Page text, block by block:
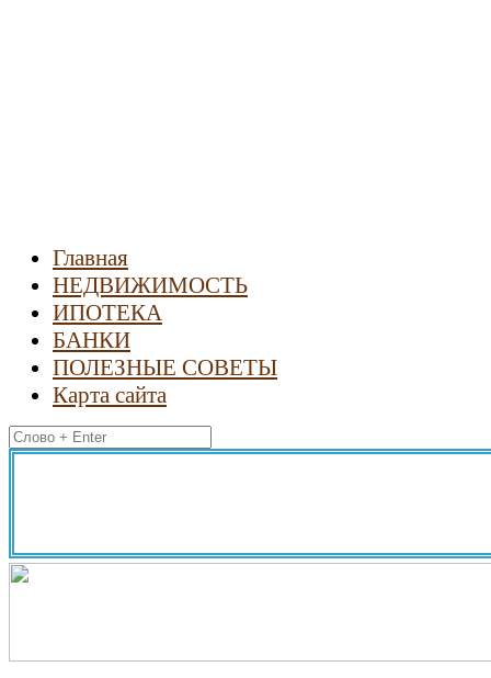
Главная
НЕДВИЖИМОСТЬ
ИПОТЕКА
БАНКИ
ПОЛЕЗНЫЕ СОВЕТЫ
Карта сайта
Найти: